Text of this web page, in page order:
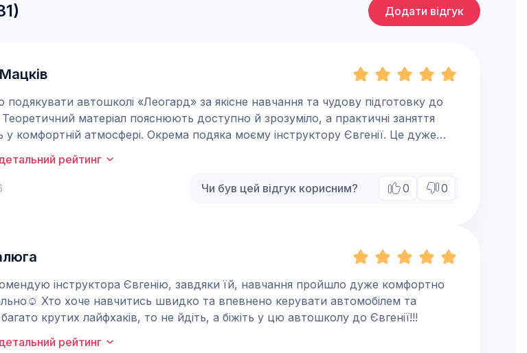
) Додати відгук
автошколі «Леогард» за якісне навчання та чудову підготовку до
Теоретичний матеріал пояснюють доступно й зрозуміло, а практичні заняття
у комфортній атмосфері. Окрема подяка моєму інструктору Євгенії. Це дуже
уважна та професійна людина, яка вміє не лише навчити керувати автомобілем,
впевненості за кермом. Кожне заняття було корисним, усі помилки розбиралися
складні моменти пояснювалися стільки разів, скільки було потрібно. Завдяки її
за кермом!👍
рейтинг
Чи був цей відгук корисним? 0 0
інструктора Євгенію, завдяки їй, навчання пройшло дуже комфортно
Хто хоче навчитись швидко та впевнено керувати автомобілем та
крутих лайфхаків, то не йдіть, а біжіть у цю автошколу до Євгенії!!!
рейтинг